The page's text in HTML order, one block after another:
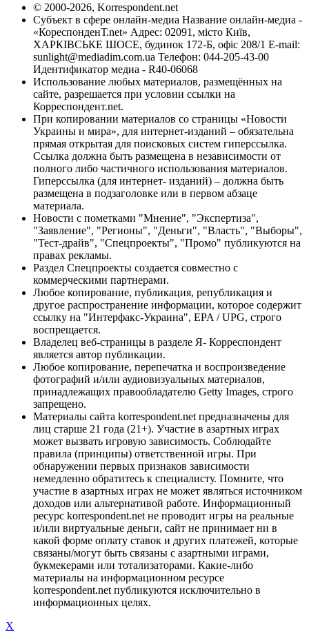
© 2000-2026, Korrespondent.net
Субъект в сфере онлайн-медиа Название онлайн-медиа -
«КореспонденТ.net» Адрес: 02091, місто Київ,
ХАРКІВСЬКЕ ШОСЕ, будинок 172-Б, офіс 208/1 E-mail:
sunlight@mediadim.com.ua Телефон: 044-205-43-00
Идентификатор медиа - R40-06068
Использование любых материалов, размещённых на
сайте, разрешается при условии ссылки на
Корреспондент.net.
При копировании материалов со страницы «Новости
Украины и мира», для интернет-изданий – обязательна
прямая открытая для поисковых систем гиперссылка.
Ссылка должна быть размещена в независимости от
полного либо частичного использования материалов.
Гиперссылка (для интернет- изданий) – должна быть
размещена в подзаголовке или в первом абзаце
материала.
Новости с пометками "Мнение", "Экспертиза",
"Заявление", "Регионы", "Деньги", "Власть", "Выборы",
"Тест-драйв", "Спецпроекты", "Промо" публикуются на
правах рекламы.
Раздел Спецпроекты создается совместно с
коммерческими партнерами.
Любое копирование, публикация, републикация и
другое распространение информации, которое содержит
ссылку на "Интерфакс-Украина", EPA / UPG, строго
воспрещается.
Владелец веб-страницы в разделе Я- Корреспондент
является автор публикации.
Любое копирование, перепечатка и воспроизведение
фотографий и/или аудиовизуальных материалов,
принадлежащих правообладателю Getty Images, строго
запрещено.
Материалы сайта korrespondent.net предназначены для
лиц старше 21 года (21+). Участие в азартных играх
может вызвать игровую зависимость. Соблюдайте
правила (принципы) ответственной игры. При
обнаружении первых признаков зависимости
немедленно обратитесь к специалисту. Помните, что
участие в азартных играх не может являться источником
доходов или альтернативой работе. Информационный
ресурс korrespondent.net не проводит игры на реальные
и/или виртуальные деньги, сайт не принимает ни в
какой форме оплату ставок и других платежей, которые
связаны/могут быть связаны с азартными играми,
букмекерами или тотализаторами. Какие-либо
материалы на информационном ресурсе
korrespondent.net публикуются исключительно в
информационных целях.
X